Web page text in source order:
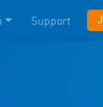
Support